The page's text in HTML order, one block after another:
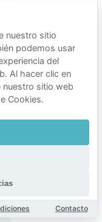
en
se
nuestro sitio
podemos usar
del
Al hacer clic en
nuestro sitio web
Cookies.
Contacto